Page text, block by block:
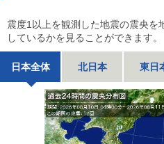
震度1以上を観測した地震の震央を
しているかを見ることができます。
日本全体 北日本 東日